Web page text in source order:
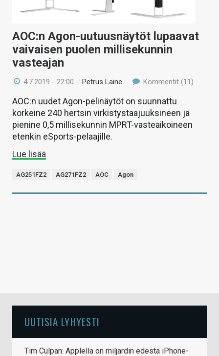
HAKU
AOC:n Agon-uutuusnäytöt lupaavat
vaivaisen puolen millisekunnin
vasteajan
4.7.2019 - 22:00 /Petrus Laine Kommentit (11)
AOC:n uudet Agon-pelinäytöt on suunnattu
korkeine 240 hertsin virkistystaajuuksineen ja
pienine 0,5 millisekunnin MPRT-vasteaikoineen
etenkin eSports-pelaajille.
Lue lisää
AG251FZ2 AG271FZ2 AOC Agon
UUTISIA LYHYESTI
Tim Culpan: Applella on miljardin edestä iPhone-